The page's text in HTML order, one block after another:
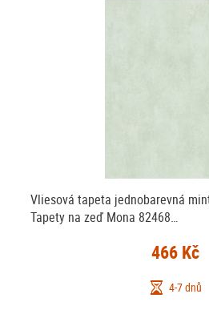
Vliesová tapeta jednobarevná
Tapety na zeď Mona 82468…
466 Kč
4-7 dnů